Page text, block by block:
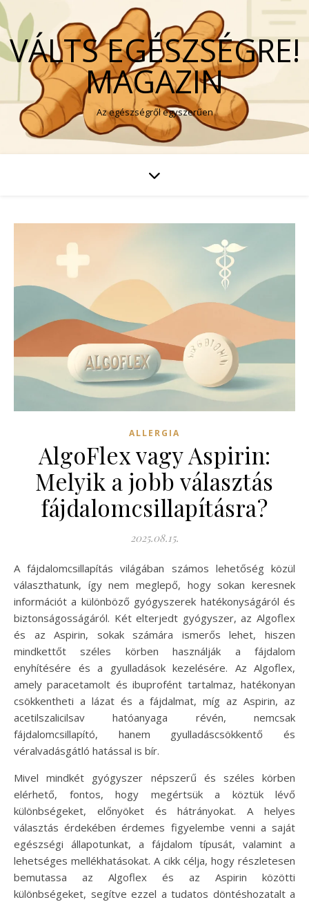
VÁLTS EGÉSZSÉGRE!
MAGAZIN
Az egészségről egyszerűen
ALLERGIA
AlgoFlex vagy Aspirin:
Melyik a jobb választás
fájdalomcsillapításra?
2025.08.15.
A fájdalomcsillapítás világában számos lehetőség közül
választhatunk, így nem meglepő, hogy sokan keresnek
információt a különböző gyógyszerek hatékonyságáról és
biztonságosságáról. Két elterjedt gyógyszer, az Algoflex
és az Aspirin, sokak számára ismerős lehet, hiszen
mindkettőt széles körben használják a fájdalom
enyhítésére és a gyulladások kezelésére. Az Algoflex,
amely paracetamolt és ibuprofént tartalmaz, hatékonyan
csökkentheti a lázat és a fájdalmat, míg az Aspirin, az
acetilszalicilsav hatóanyaga révén, nemcsak
fájdalomcsillapító, hanem gyulladáscsökkentő és
véralvadásgátló hatással is bír.
Mivel mindkét gyógyszer népszerű és széles körben
elérhető, fontos, hogy megértsük a köztük lévő
különbségeket, előnyöket és hátrányokat. A helyes
választás érdekében érdemes figyelembe venni a saját
egészségi állapotunkat, a fájdalom típusát, valamint a
lehetséges mellékhatásokat. A cikk célja, hogy részletesen
bemutassa az Algoflex és az Aspirin közötti
különbségeket, segítve ezzel a tudatos döntéshozatalt a